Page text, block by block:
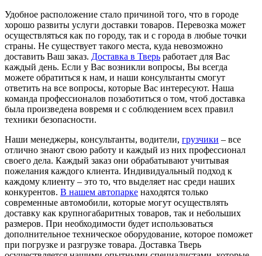
Удобное расположение стало причиной того, что в городе
хорошо развиты услуги доставки товаров. Перевозка может
осуществляться как по городу, так и с города в любые точки
страны. Не существует такого места, куда невозможно
доставить Ваш заказ. Доставка в Тверь работает для Вас
каждый день. Если у Вас возникли вопросы, Вы всегда
можете обратиться к нам, и наши консультанты смогут
ответить на все вопросы, которые Вас интересуют. Наша
команда профессионалов позаботиться о том, чтоб доставка
была произведена вовремя и с соблюдением всех правил
техники безопасности.
Наши менеджеры, консультанты, водители, грузчики – все
отлично знают свою работу и каждый из них профессионал
своего дела. Каждый заказ они обрабатывают учитывая
пожелания каждого клиента. Индивидуальный подход к
каждому клиенту – это то, что выделяет нас среди наших
конкурентов. В нашем автопарке находятся только
современные автомобили, которые могут осуществлять
доставку как крупногабаритных товаров, так и небольших
размеров. При необходимости будет использоваться
дополнительное техническое оборудование, которое поможет
при погрузке и разгрузке товара. Доставка Тверь